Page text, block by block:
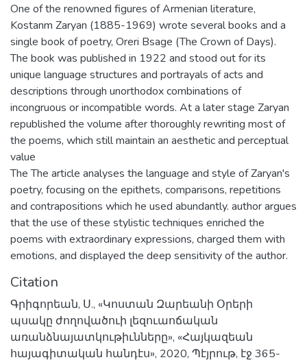
One of the renowned figures of Armenian literature,
Kostanm Zaryan (1885-1969) wrote several books and a
single book of poetry, Oreri Bsage (The Crown of Days).
The book was published in 1922 and stood out for its
unique language structures and portrayals of acts and
descriptions through unorthodox combinations of
incongruous or incompatible words. At a later stage Zaryan
republished the volume after thoroughly rewriting most of
the poems, which still maintain an aesthetic and perceptual
value
The The article analyses the language and style of Zaryan's
poetry, focusing on the epithets, comparisons, repetitions
and contrapositions which he used abundantly. author argues
that the use of these stylistic techniques enriched the
poems with extraordinary expressions, charged them with
emotions, and displayed the deep sensitivity of the author.
Citation
Գրիգորեան, Ս., «Կոստան Զարեանի Օրերի
պսակը ժողովածուի լեզուաոճական
առանձնայատկութիւնները», «Հայկազեան
հայագիտական հանդէս», 2020, Պէյրութ, էջ 365-